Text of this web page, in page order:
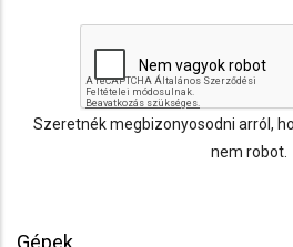
Szeretnék megbizonyosodni arról,
nem robot.
Gépek